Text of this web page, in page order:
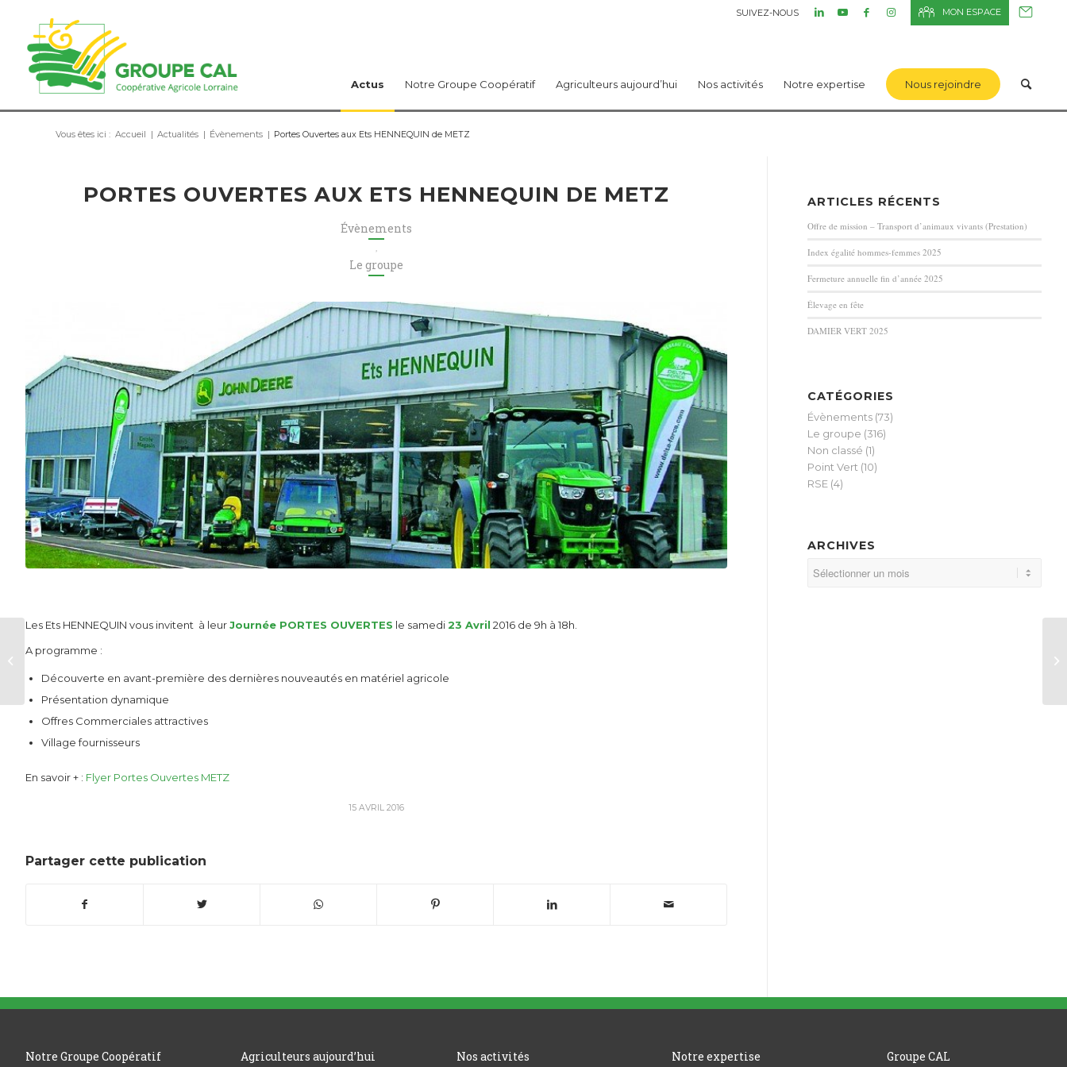
SUIVEZ-NOUS MON ESPACE
Actus Notre Groupe Coopératif Agriculteurs aujourd’hui Nos activités Notre expertise Nous rejoindre
Vous êtes ici : Accueil | Actualités | Évènements | Portes Ouvertes aux Ets HENNEQUIN de METZ
PORTES OUVERTES AUX ETS HENNEQUIN DE METZ
Évènements
,
Le groupe
Les Ets HENNEQUIN vous invitent à leurJournée PORTES OUVERTES le samedi23 Avril 2016 de 9h à 18h.
A programme :
Découverte en avant-première des dernières nouveautés en matériel agricole
Présentation dynamique
Offres Commerciales attractives
Village fournisseurs
En savoir + : Flyer Portes Ouvertes METZ
15 AVRIL 2016
Partager cette publication
ARTICLES RÉCENTS
Offre de mission – Transport d’animaux vivants (Prestation)
Index égalité hommes-femmes 2025
Fermeture annuelle fin d’année 2025
Élevage en fête
DAMIER VERT 2025
CATÉGORIES
Évènements (73)
Le groupe (316)
Non classé (1)
Point Vert (10)
RSE (4)
ARCHIVES
Notre Groupe Coopératif Agriculteurs aujourd’hui Nos activités Notre expertise Groupe CAL
le Service
Machinisme…